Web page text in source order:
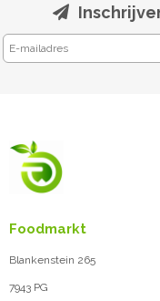
Foodmarkt
Blankenstein 265
7943 PG